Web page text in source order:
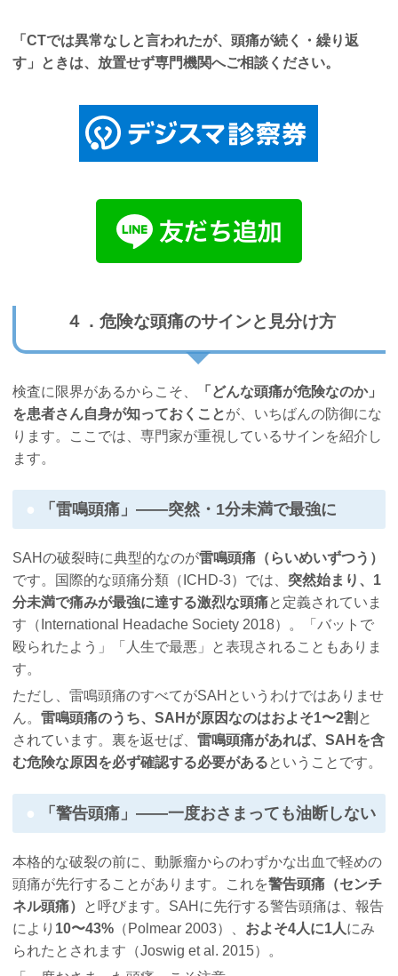
「CTでは異常なしと言われたが、頭痛が続く・繰り返
す」ときは、放置せず専門機関へご相談ください。
４．危険な頭痛のサインと見分け方
検査に限界があるからこそ、
「どんな頭痛が危険なのか」
を患者さん自身が知っておくことが、いちばんの防御にな
ります。ここでは、専門家が重視しているサインを紹介し
ます。
「雷鳴頭痛」――突然・1分未満で最強に
SAHの破裂時に典型的なのが雷鳴頭痛（らいめいずつう）
です。国際的な頭痛分類（ICHD-3）では、 突然始まり、1
分未満で痛みが最強に達する激烈な頭痛と定義されていま
す（International Headache Society 2018）。「バットで
殴られたよう」「人生で最悪」と表現されることもありま
す。
ただし、雷鳴頭痛のすべてがSAHというわけではありませ
ん。雷鳴頭痛のうち、SAHが原因なのはおよそ1〜2割 と
されています。裏を返せば、雷鳴頭痛があれば、SAHを含
む危険な原因を必ず確認する必要があるということです。
「警告頭痛」――一度おさまっても油断しない
本格的な破裂の前に、動脈瘤からのわずかな出血で軽めの
頭痛が先行することがあります。これを警告頭痛（センチ
ネル頭痛） と呼びます。SAHに先行する警告頭痛は、報告
により 10〜43% （Polmear 2003）、 およそ4人に1人にみ
られたとされます（Joswig et al. 2015）。